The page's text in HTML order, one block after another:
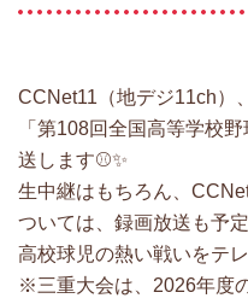
CCNet11（地デジ11ch）
「第108回全国高等学校
送します⚾✨
生中継はもちろん、
ついては、録画放送も予
高校球児の熱い戦いをテ
※三重大会は、2026年度